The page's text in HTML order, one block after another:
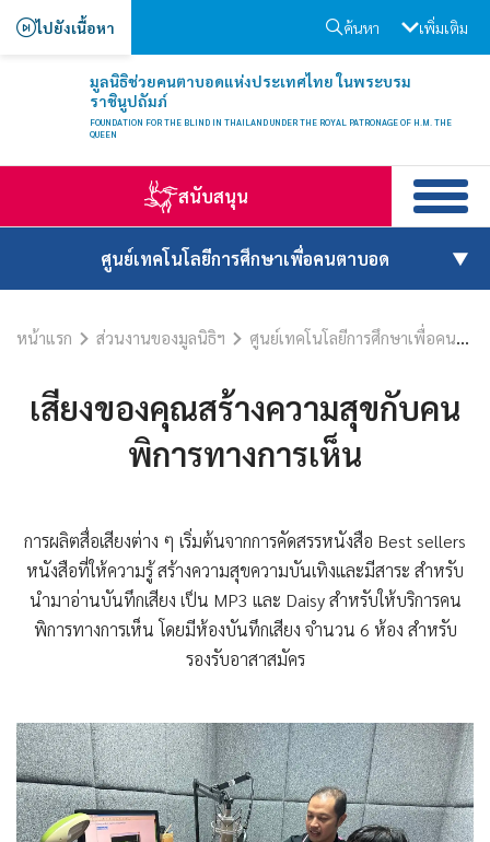
ไปยังเนื้อหา ค้นหา เพิ่มเติม
มูลนิธิช่วยคนตาบอดแห่งประเทศไทย ในพระบรม
ราชินูปถัมภ์
FOUNDATION FOR THE BLIND IN THAILAND UNDER THE ROYAL PATRONAGE OF H.M. THE
QUEEN
สนับสนุน
ศูนย์เทคโนโลยีการศึกษาเพื่อคนตาบอด
หน้าแรก ส่วนงานของมูลนิธิฯ ศูนย์เทคโนโลยีการศึกษาเพื่อคนตาบอด
เสียงของคุณสร้างความสุขกับคน
พิการทางการเห็น
การผลิตสื่อเสียงต่าง ๆ เริ่มต้นจากการคัดสรรหนังสือ Best sellers
หนังสือที่ให้ความรู้ สร้างความสุขความบันเทิงและมีสาระ สำหรับ
นำมาอ่านบันทึกเสียง เป็น MP3 และ Daisy สำหรับให้บริการคน
พิการทางการเห็น โดยมีห้องบันทึกเสียง จำนวน 6 ห้อง สำหรับ
รองรับอาสาสมัคร